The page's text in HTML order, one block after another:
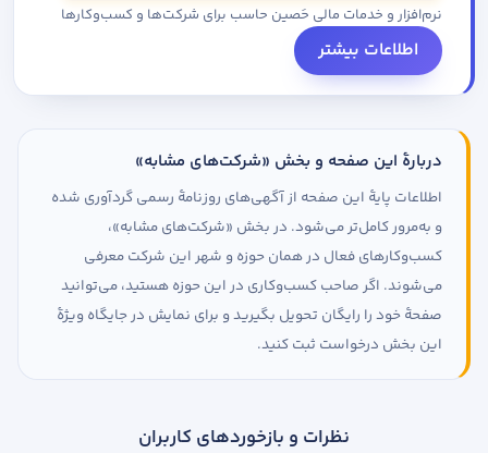
نرم‌افزار و خدمات مالی حَصین حاسب برای شرکت‌ها و کسب‌وکارها
اطلاعات بیشتر
دربارهٔ این صفحه و بخش «شرکت‌های مشابه»
اطلاعات پایهٔ این صفحه از آگهی‌های روزنامهٔ رسمی گردآوری شده
و به‌مرور کامل‌تر می‌شود. در بخش «شرکت‌های مشابه»،
کسب‌وکارهای فعال در همان حوزه و شهر این شرکت معرفی
می‌شوند. اگر صاحب کسب‌وکاری در این حوزه هستید، می‌توانید
صفحهٔ خود را رایگان تحویل بگیرید و برای نمایش در جایگاه ویژهٔ
این بخش درخواست ثبت کنید.
نظرات و بازخوردهای کاربران